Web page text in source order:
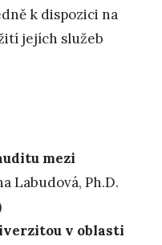
k dispozici na
jejích služeb
mezi
Labudová, Ph.D.
v oblasti